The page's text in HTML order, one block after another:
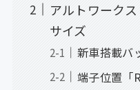
アルトワーク
サイズ
新車搭載バ
端子位置「